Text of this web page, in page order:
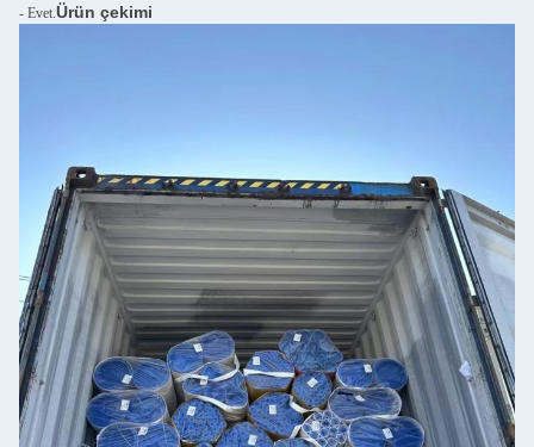
- Evet.Ürün çekimi